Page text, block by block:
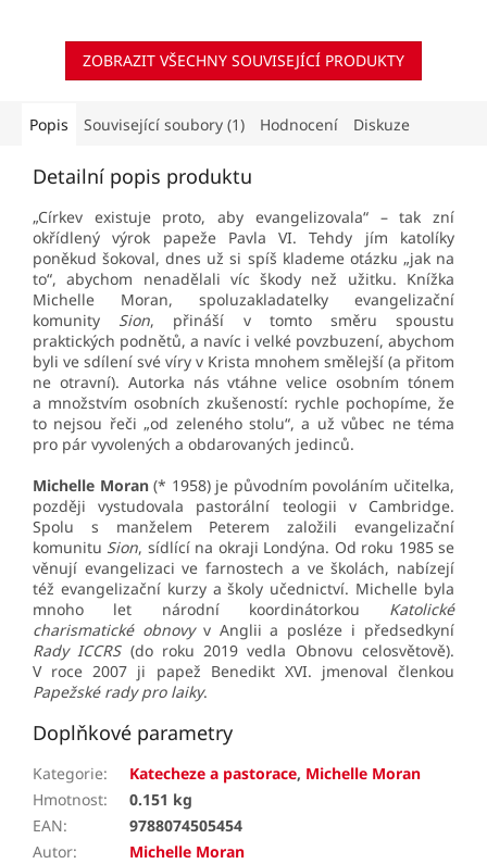
ZOBRAZIT VŠECHNY SOUVISEJÍCÍ PRODUKTY
Popis Související soubory (1) Hodnocení Diskuze
Detailní popis produktu
„Církev existuje proto, aby evangelizovala“ – tak zní
okřídlený výrok papeže Pavla VI. Tehdy jím katolíky
poněkud šokoval, dnes už si spíš klademe otázku „jak na
to“, abychom nenadělali víc škody než užitku. Knížka
Michelle Moran, spoluzakladatelky evangelizační
komunity Sion, přináší v tomto směru spoustu
praktických podnětů, a navíc i velké povzbuzení, abychom
byli ve sdílení své víry v Krista mnohem smělejší (a přitom
ne otravní). Autorka nás vtáhne velice osobním tónem
a množstvím osobních zkušeností: rychle pochopíme, že
to nejsou řeči „od zeleného stolu“, a už vůbec ne téma
pro pár vyvolených a obdarovaných jedinců.
Michelle Moran(* 1958) je původním povoláním učitelka,
později vystudovala pastorální teologii v Cambridge.
Spolu s manželem Peterem založili evangelizační
komunitu Sion, sídlící na okraji Londýna. Od roku 1985 se
věnují evangelizaci ve farnostech a ve školách, nabízejí
též evangelizační kurzy a školy učednictví. Michelle byla
mnoho let národní koordinátorkou Katolické
charismatické obnovyv Anglii a posléze i předsedkyní
Rady ICCRS(do roku 2019 vedla Obnovu celosvětově).
V roce 2007 ji papež Benedikt XVI. jmenoval členkou
Papežské rady pro laiky.
Doplňkové parametry
Kategorie: Katecheze a pastorace, Michelle Moran
Hmotnost:
0.151 kg
EAN:
9788074505454
Autor:
Michelle Moran